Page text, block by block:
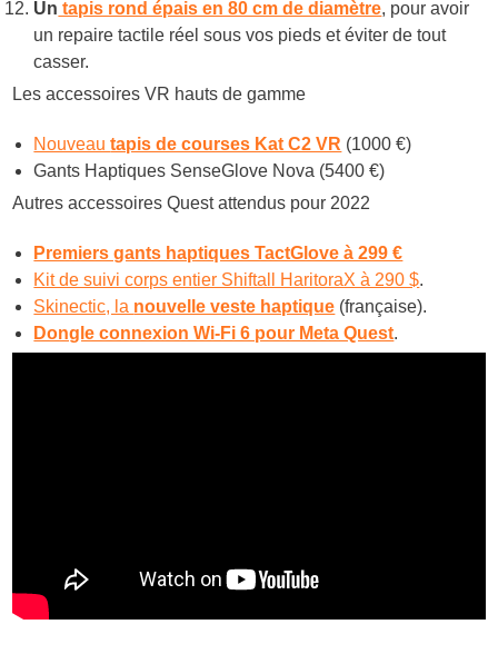
Un tapis rond épais en 80 cm de diamètre, pour avoir
un repaire tactile réel sous vos pieds et éviter de tout
casser.
Les accessoires VR hauts de gamme
Nouveautapis de courses Kat C2 VR (1000 €)
Gants Haptiques SenseGlove Nova (5400 €)
Autres accessoires Quest attendus pour 2022
Premiers gants haptiques TactGlove à 299 €
Kit de suivi corps entier Shiftall HaritoraX à 290 $.
Skinectic, la nouvelle veste haptique (française).
Dongle connexion Wi-Fi 6 pour Meta Quest.